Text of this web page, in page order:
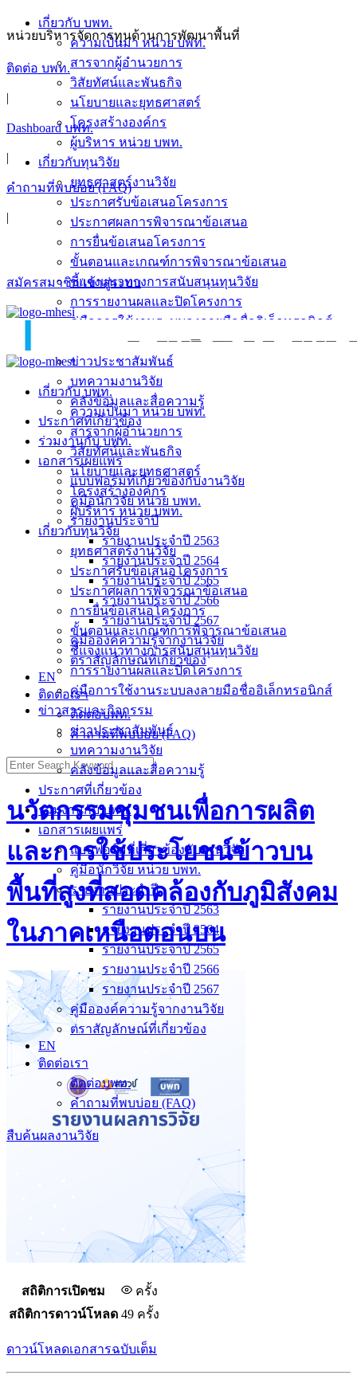
Skip
to
หน่วยบริหารจัดการทุนด้านการพัฒนาพื้นที่
ติดต่อ บพท.
|
Dashboard บพท.
|
คำถามที่พบบ่อย (FAQ)
|
สมัครสมาชิก/เข้าสู่ระบบ
เกี่ยวกับ บพท.
ความเป็นมา หน่วย บพท.
สารจากผู้อำนวยการ
วิสัยทัศน์และพันธกิจ
นโยบายและยุทธศาสตร์
โครงสร้างองค์กร
ผู้บริหาร หน่วย บพท.
เกี่ยวกับทุนวิจัย
ยุทธศาสตร์งานวิจัย
ประกาศรับข้อเสนอโครงการ
ประกาศผลการพิจารณาข้อเสนอ
การยื่นข้อเสนอโครงการ
ขั้นตอนและเกณฑ์การพิจารณาข้อเสนอ
ชี้แจงแนวทางการสนับสนุนทุนวิจัย
การรายงานผลและปิดโครงการ
คู่มือการใช้งานระบบลงลายมือชื่ออิเล็กทรอนิกส์
ข่าวสารและกิจกรรม
ข่าวประชาสัมพันธ์
บทความงานวิจัย
คลังข้อมูลและสื่อความรู้
ประกาศที่เกี่ยวข้อง
ร่วมงานกับ บพท.
เอกสารเผยแพร่
แบบฟอร์มที่เกี่ยวข้องกับงานวิจัย
คู่มือนักวิจัย หน่วย บพท.
รายงานประจำปี
รายงานประจำปี 2563
รายงานประจำปี 2564
รายงานประจำปี 2565
รายงานประจำปี 2566
รายงานประจำปี 2567
คู่มือองค์ความรู้จากงานวิจัย
ตราสัญลักษณ์ที่เกี่ยวข้อง
EN
ติดต่อเรา
ติดต่อบพท.
คำถามที่พบบ่อย (FAQ)
สืบค้นผลงานวิจัย
เกี่ยวกับ บพท.
ความเป็นมา หน่วย บพท.
สารจากผู้อำนวยการ
วิสัยทัศน์และพันธกิจ
นโยบายและยุทธศาสตร์
โครงสร้างองค์กร
ผู้บริหาร หน่วย บพท.
เกี่ยวกับทุนวิจัย
ยุทธศาสตร์งานวิจัย
ประกาศรับข้อเสนอโครงการ
ประกาศผลการพิจารณาข้อเสนอ
การยื่นข้อเสนอโครงการ
ขั้นตอนและเกณฑ์การพิจารณาข้อเสนอ
ชี้แจงแนวทางการสนับสนุนทุนวิจัย
การรายงานผลและปิดโครงการ
คู่มือการใช้งานระบบลงลายมือชื่ออิเล็กทรอนิกส์
ข่าวสารและกิจกรรม
ข่าวประชาสัมพันธ์
บทความงานวิจัย
คลังข้อมูลและสื่อความรู้
ประกาศที่เกี่ยวข้อง
ร่วมงานกับ บพท.
เอกสารเผยแพร่
แบบฟอร์มที่เกี่ยวข้องกับงานวิจัย
คู่มือนักวิจัย หน่วย บพท.
รายงานประจำปี
รายงานประจำปี 2563
รายงานประจำปี 2564
รายงานประจำปี 2565
รายงานประจำปี 2566
รายงานประจำปี 2567
คู่มือองค์ความรู้จากงานวิจัย
ตราสัญลักษณ์ที่เกี่ยวข้อง
EN
ติดต่อเรา
ติดต่อบพท.
คำถามที่พบบ่อย (FAQ)
Search
for:
นวัตกรรมชุมชนเพื่อการผลิต
และการใช้ประโยชน์ข้าวบน
พื้นที่สูงที่สอดคล้องกับภูมิสังคม
ในภาคเหนือตอนบน
สถิติการเปิดชม
ครั้ง
สถิติการดาวน์โหลด 49 ครั้ง
ดาวน์โหลดเอกสารฉบับเต็ม